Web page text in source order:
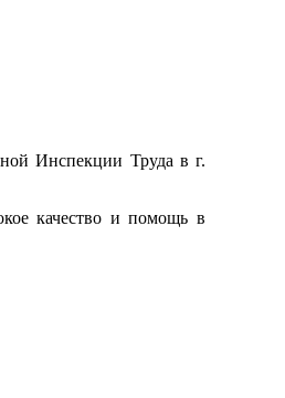
Инспекции Труда в г.
качество и помощь в